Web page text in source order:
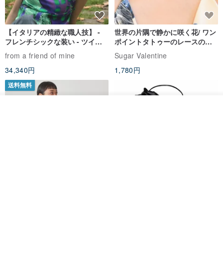
【イタリアの精緻な職人技】 -
フレンチシックな装い - ツイル
プリントシルクスカーフトップ
ス
from a friend of mine
34,340円
世界の片隅で静かに咲く花/ ワン
ポイントタトゥーのレースのチ
ョーカー SV649
Sugar Valentine
1,780円
送料無料